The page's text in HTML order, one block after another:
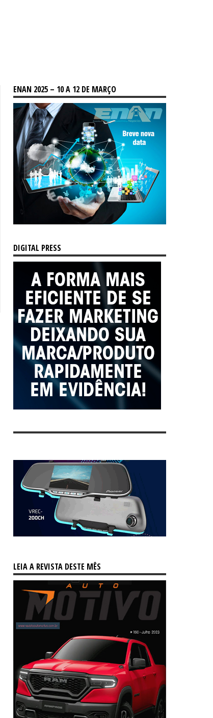
ENAN 2025 – 10 A 12 DE MARÇO
DIGITAL PRESS
LEIA A REVISTA DESTE MÊS